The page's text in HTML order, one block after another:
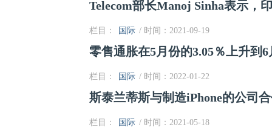
Telecom部长Manoj Sinha表示，
栏目： 国际 / 时间：2021-09-19
零售通胀在5月份的3.05％上升到6
栏目： 国际 / 时间：2022-01-22
斯泰兰蒂斯与制造iPhone的公司
栏目： 国际 / 时间：2021-05-18